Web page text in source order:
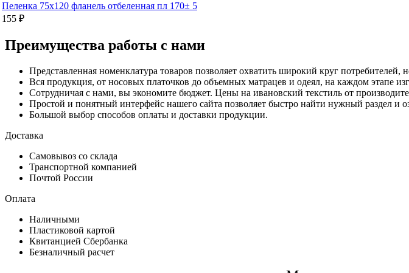
Пеленка 75х120 фланель отбеленная пл 170± 5
155 ₽
Преимущества работы с нами
Представленная номенклатура товаров позволяет охватить широкий круг
Вся продукция, от носовых платочков до объемных матрацев и одеял, на каждом этапе
Сотрудничая с нами, вы экономите бюджет. Цены на ивановский текстиль от
Простой и понятный интерфейс нашего сайта позволяет быстро найти нужный раздел и
Большой выбор способов оплаты и доставки продукции.
Доставка
Самовывоз со склада
Транспортной компанией
Почтой России
Оплата
Наличными
Пластиковой картой
Квитанцией Сбербанка
Безналичный расчет